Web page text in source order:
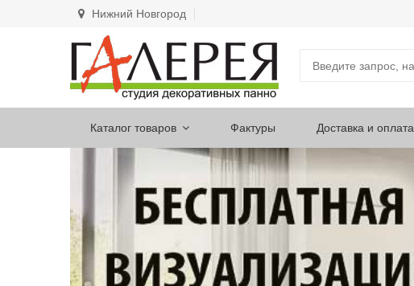
Нижний Новгород
Каталог товаров Фактуры Доставка и оплата